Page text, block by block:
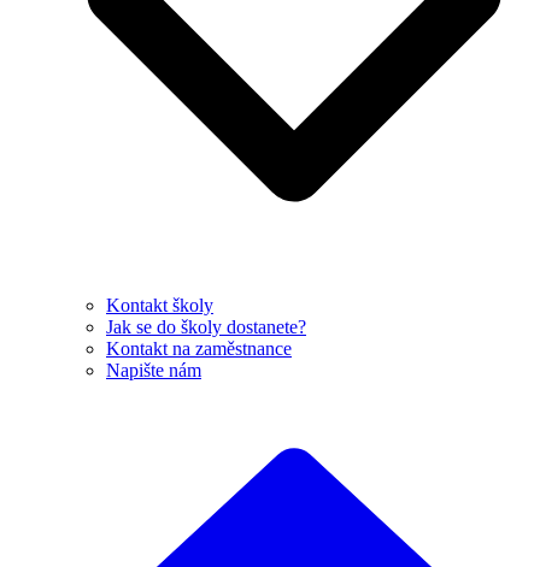
Kontakt školy
Jak se do školy dostanete?
Kontakt na zaměstnance
Napište nám